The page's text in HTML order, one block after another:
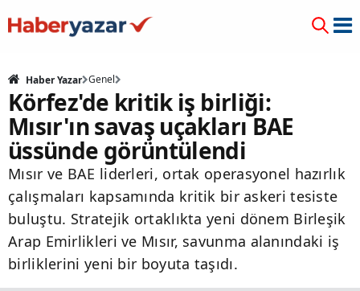
Haber Yazar Genel
Körfez'de kritik iş birliği:
Mısır'ın savaş uçakları BAE
üssünde görüntülendi
Mısır ve BAE liderleri, ortak operasyonel hazırlık
çalışmaları kapsamında kritik bir askeri tesiste
buluştu. Stratejik ortaklıkta yeni dönem Birleşik
Arap Emirlikleri ve Mısır, savunma alanındaki iş
birliklerini yeni bir boyuta taşıdı.